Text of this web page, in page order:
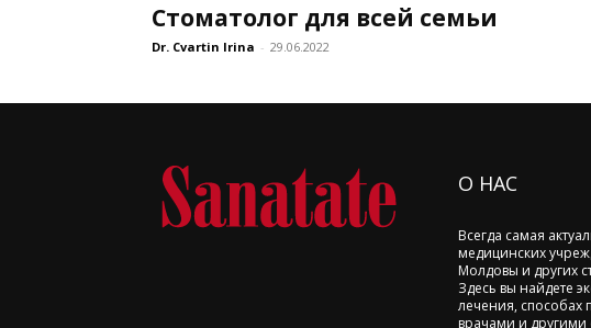
Стоматолог для всей семьи
Dr. Cvartin Irina - 29.06.2022
О НАС
Всегда самая
медицинских
Молдовы и других
Здесь вы найдете
лечения, способах
врачами и другими